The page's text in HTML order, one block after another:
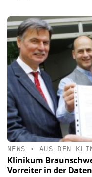
NEWS • AUS DEN
Klinikum
Vorreiter in der